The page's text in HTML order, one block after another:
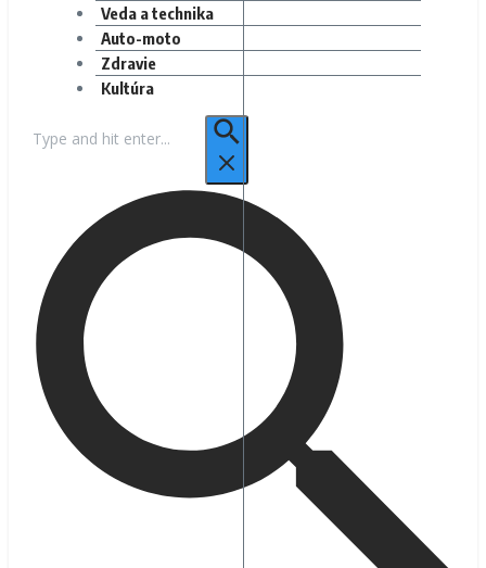
Veda a technika
Auto-moto
Zdravie
Kultúra